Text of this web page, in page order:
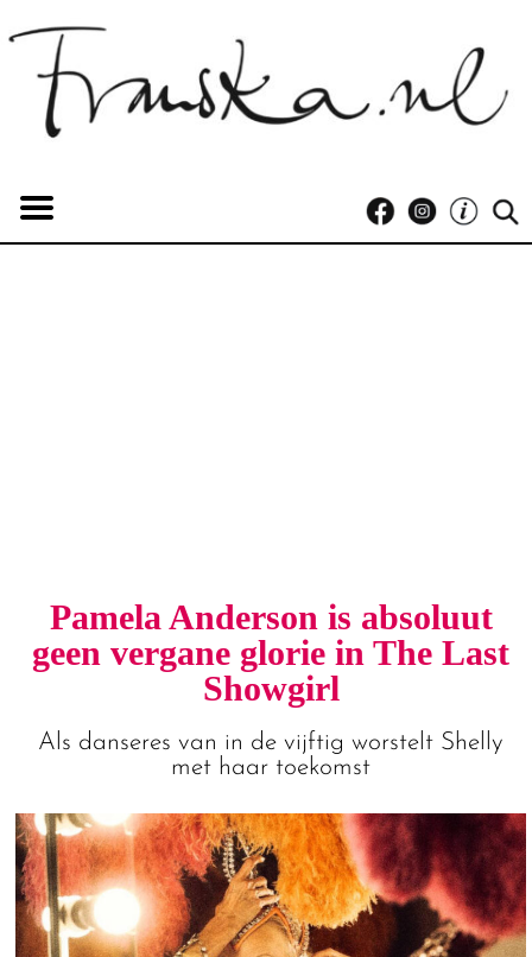
Pamela Anderson is absoluut
geen vergane glorie in The Last
Showgirl
Als danseres van in de vijftig worstelt Shelly
met haar toekomst